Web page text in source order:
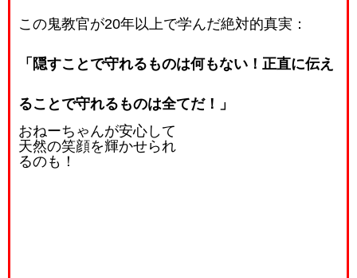
この鬼教官が20年以上で学んだ絶対的真実：
「隠すことで守れるものは何もない！正直に伝え
ることで守れるものは全てだ！」
おねーちゃんが安心して
天然の笑顔を輝かせられ
るのも！